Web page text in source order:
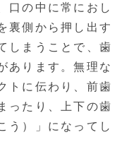
口の中に常におし
裏側から押し出す
しまうことで、歯
あります。無理な
トに伝わり、前歯
ったり、上下の歯
う）」になってし